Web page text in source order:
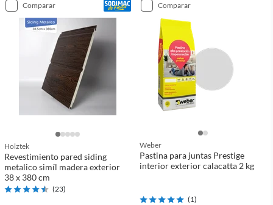
comparar
Holztek
Revestimiento pared siding
metalico simíl madera exterior
38 x 380 cm
(23)
comparar
Weber
Pastina para juntas Prestige
interior exterior calacatta 2 kg
(1)